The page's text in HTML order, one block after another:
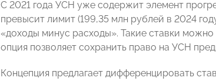
С 2021 года УСН уже содержит элемент
превысит лимит (199,35 млн рублей в 2024
«доходы минус расходы». Такие ставки можно
опция позволяет сохранить право на УСН
Концепция предлагает дифференцировать